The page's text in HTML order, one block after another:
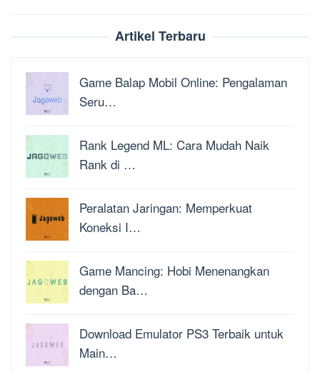
Artikel Terbaru
Game Balap Mobil Online: Pengalaman
Seru…
Rank Legend ML: Cara Mudah Naik
Rank di …
Peralatan Jaringan: Memperkuat
Koneksi I…
Game Mancing: Hobi Menenangkan
dengan Ba…
Download Emulator PS3 Terbaik untuk
Main…